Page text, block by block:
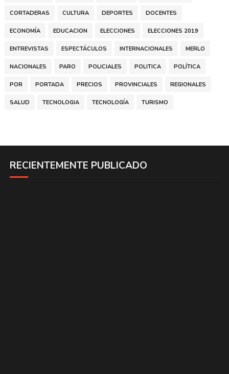
CORTADERAS CULTURA DEPORTES DOCENTES
ECONOMÍA EDUCACION ELECCIONES ELECCIONES 2019
ENTREVISTAS ESPECTÁCULOS INTERNACIONALES MERLO
NACIONALES PARO POLICIALES POLITICA POLÍTICA
POR PORTADA PRECIOS PROVINCIALES REGIONALES
SALUD TECNOLOGIA TECNOLOGÍA TURISMO
RECIENTEMENTE PUBLICADO